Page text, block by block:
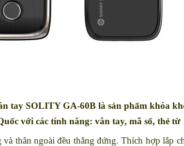
tay SOLITY GA-60B là sản phẩm khóa
với các tính năng: vân tay, mã số, thẻ từ
và thân ngoài đều thẳng đứng. Thích hợp lắp